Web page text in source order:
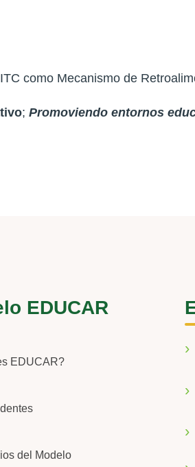
como Mecanismo de
; Promoviendo entornos
EDUCAR
EDUCAR?
del Modelo